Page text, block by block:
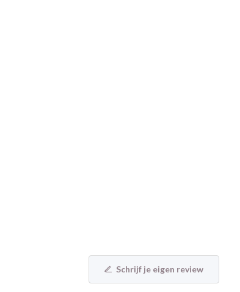
Schrijf je eigen review